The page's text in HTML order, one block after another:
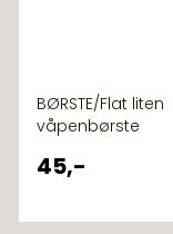
BØRSTE/Flat liten
våpenbørste
45,-